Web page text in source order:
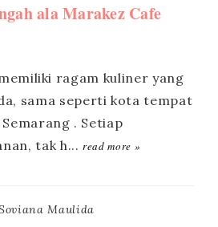
ala Marakez Cafe
read more »
Maulida